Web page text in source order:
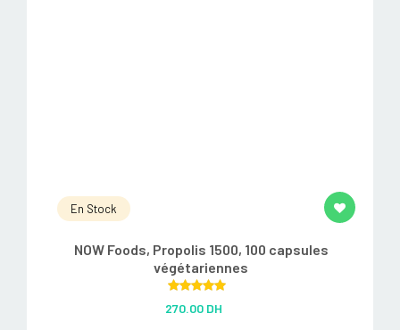
En Stock
NOW Foods, Propolis 1500, 100 capsules
végétariennes
out of 5
270.00 DH